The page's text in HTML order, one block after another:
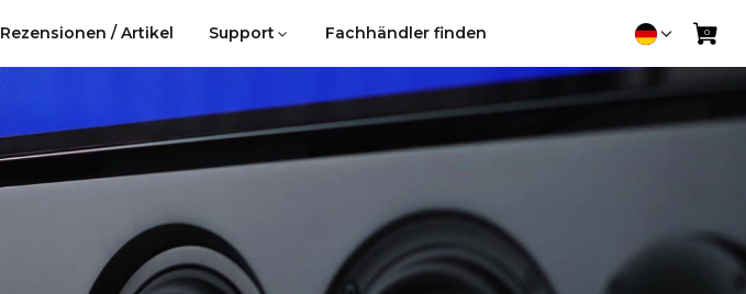
Rezensionen / Artikel Support Fachhändler finden
Rezensionen / Artikel Support Fachhändler finden